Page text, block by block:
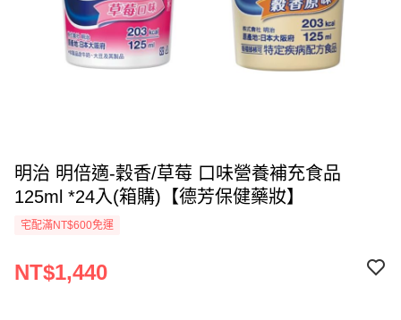
明治 明倍適-穀香/草莓 口味營養補充食品
125ml *24入(箱購)【德芳保健藥妝】
宅配滿NT$600免運
NT$1,440